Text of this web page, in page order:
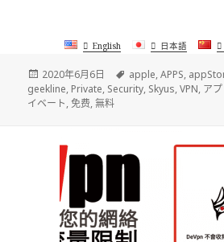
發
佈
於
2020年6月6日
標
籤
apple,APPS,
geekline, Private, Security, Skyus,VPN, アプ
イベート, 免费,無料
English 日本語